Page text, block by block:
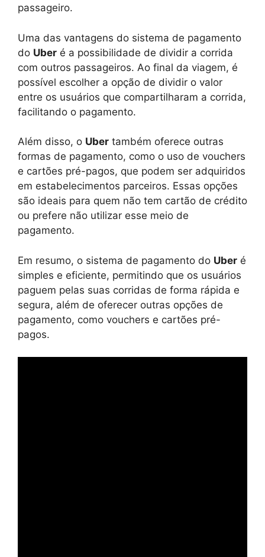
passageiro.
Uma das vantagens do sistema de pagamento
do Uber é a possibilidade de dividir a corrida
com outros passageiros. Ao final da viagem, é
possível escolher a opção de dividir o valor
entre os usuários que compartilharam a corrida,
facilitando o pagamento.
Além disso, o Uber também oferece outras
formas de pagamento, como o uso de vouchers
e cartões pré-pagos, que podem ser adquiridos
em estabelecimentos parceiros. Essas opções
são ideais para quem não tem cartão de crédito
ou prefere não utilizar esse meio de
pagamento.
Em resumo, o sistema de pagamento do Uber é
simples e eficiente, permitindo que os usuários
paguem pelas suas corridas de forma rápida e
segura, além de oferecer outras opções de
pagamento, como vouchers e cartões pré-
pagos.